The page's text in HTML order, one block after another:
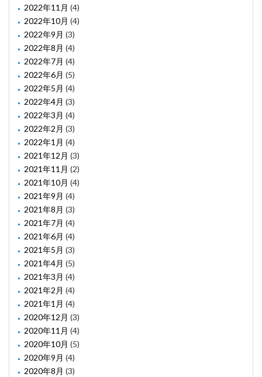
2022年11月 (4)
2022年10月 (4)
2022年9月 (3)
2022年8月 (4)
2022年7月 (4)
2022年6月 (5)
2022年5月 (4)
2022年4月 (3)
2022年3月 (4)
2022年2月 (3)
2022年1月 (4)
2021年12月 (3)
2021年11月 (2)
2021年10月 (4)
2021年9月 (4)
2021年8月 (3)
2021年7月 (4)
2021年6月 (4)
2021年5月 (3)
2021年4月 (5)
2021年3月 (4)
2021年2月 (4)
2021年1月 (4)
2020年12月 (3)
2020年11月 (4)
2020年10月 (5)
2020年9月 (4)
2020年8月 (3)